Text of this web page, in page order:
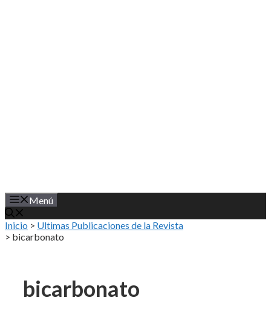
Menú
Inicio > Ultimas Publicaciones de la Revista
> bicarbonato
bicarbonato